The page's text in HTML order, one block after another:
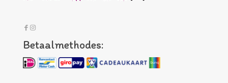
Betaalmethodes: